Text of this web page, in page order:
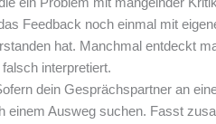
Feedback noch einmal mit
hat. Manchmal entdeckt
interpretiert.
dein Gesprächspartner an
einem Ausweg suchen. Fasst